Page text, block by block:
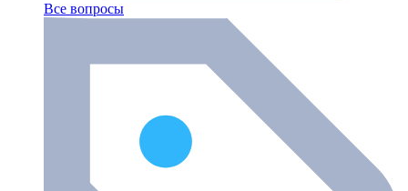
Все вопросы